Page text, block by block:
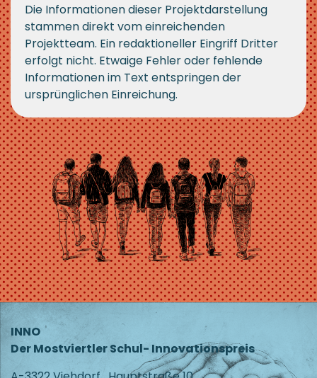
Die Informationen dieser Projektdarstellung
stammen direkt vom einreichenden
Projektteam. Ein redaktioneller Eingriff Dritter
erfolgt nicht. Etwaige Fehler oder fehlende
Informationen im Text entspringen der
ursprünglichen Einreichung.
INNO
Der Mostviertler Schul- Innovationspreis